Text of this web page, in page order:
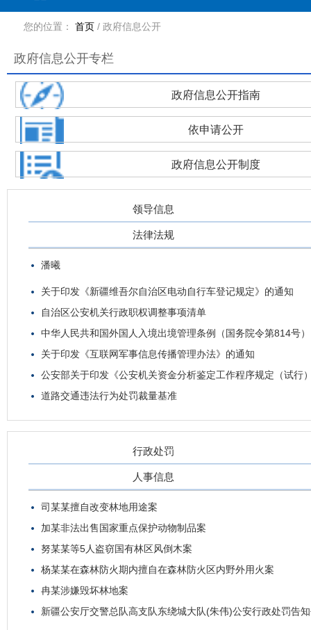
您的位置： 首页 / 政府信息公开
政府信息公开专栏
政府信息公开指南
依申请公开
政府信息公开制度
领导信息
法律法规
潘曦
关于印发《新疆维吾尔自治区电动自行车登记规定》的通知
自治区公安机关行政职权调整事项清单
中华人民共和国外国人入境出境管理条例（国务院令第814号）
关于印发《互联网军事信息传播管理办法》的通知
公安部关于印发《公安机关资金分析鉴定工作程序规定（试行
道路交通违法行为处罚裁量基准
行政处罚
人事信息
司某某擅自改变林地用途案
加某非法出售国家重点保护动物制品案
努某某等5人盗窃国有林区风倒木案
杨某某在森林防火期内擅自在森林防火区内野外用火案
冉某涉嫌毁坏林地案
新疆公安厅交警总队高支队东绕城大队(朱伟)公安行政处罚告